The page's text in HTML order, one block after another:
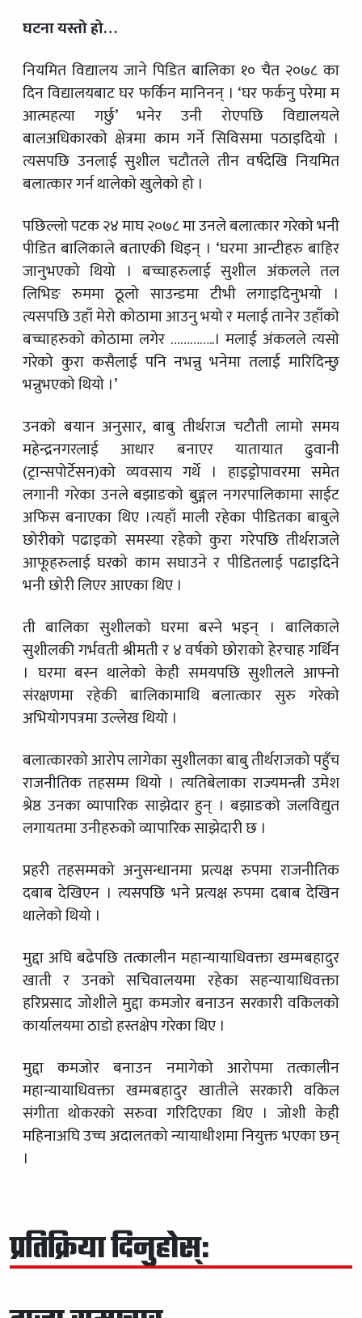
घटना यस्तो हो…
नियमित विद्यालय जाने पिडित बालिका १० चैत २०७८ का
दिन विद्यालयबाट घर फर्किन मानिनन् । ‘घर फर्कनु परेमा म
आत्महत्या गर्छु’ भनेर उनी रोएपछि विद्यालयले
बालअधिकारको क्षेत्रमा काम गर्ने सिविसमा पठाइदियो ।
त्यसपछि उनलाई सुशील चटौतले तीन वर्षदेखि नियमित
बलात्कार गर्न थालेको खुलेको हो ।
पछिल्लो पटक २४ माघ २०७८ मा उनले बलात्कार गरेको भनी
पीडित बालिकाले बताएकी थिइन् । ‘घरमा आन्टीहरु बाहिर
जानुभएको थियो । बच्चाहरुलाई सुशील अंकलले तल
लिभिङ रुममा ठूलो साउन्डमा टीभी लगाइदिनुभयो ।
त्यसपछि उहाँ मेरो कोठामा आउनु भयो र मलाई तानेर उहाँको
बच्चाहरुको कोठामा लगेर …………..। मलाई अंकलले त्यसो
गरेको कुरा कसैलाई पनि नभन्नु भनेमा तलाई मारिदिन्छु
भन्नुभएको थियो ।’
उनको बयान अनुसार, बाबु तीर्थराज चटौती लामो समय
महेन्द्रनगरलाई आधार बनाएर यातायात ढुवानी
(ट्रान्सपोर्टेसन)को व्यवसाय गर्थे । हाइड्रोपावरमा समेत
लगानी गरेका उनले बझाङको बुङ्गल नगरपालिकामा साईट
अफिस बनाएका थिए ।त्यहाँ माली रहेका पीडितका बाबुले
छोरीको पढाइको समस्या रहेको कुरा गरेपछि तीर्थराजले
आफूहरुलाई घरको काम सघाउने र पीडितलाई पढाइदिने
भनी छोरी लिएर आएका थिए ।
ती बालिका सुशीलको घरमा बस्ने भइन् । बालिकाले
सुशीलकी गर्भवती श्रीमती र ४ वर्षको छोराको हेरचाह गर्थिन
। घरमा बस्न थालेको केही समयपछि सुशीलले आफ्नो
संरक्षणमा रहेकी बालिकामाथि बलात्कार सुरु गरेको
अभियोगपत्रमा उल्लेख थियो ।
बलात्कारको आरोप लागेका सुशीलका बाबु तीर्थराजको पहुँच
राजनीतिक तहसम्म थियो । त्यतिबेलाका राज्यमन्त्री उमेश
श्रेष्ठ उनका व्यापारिक साझेदार हुन् । बझाङको जलविद्युत
लगायतमा उनीहरुको व्यापारिक साझेदारी छ ।
प्रहरी तहसम्मको अनुसन्धानमा प्रत्यक्ष रुपमा राजनीतिक
दबाब देखिएन । त्यसपछि भने प्रत्यक्ष रुपमा दबाब देखिन
थालेको थियो ।
मुद्दा अघि बढेपछि तत्कालीन महान्यायाधिवक्ता खम्मबहादुर
खाती र उनको सचिवालयमा रहेका सहन्यायाधिवक्ता
हरिप्रसाद जोशीले मुद्दा कमजोर बनाउन सरकारी वकिलको
कार्यालयमा ठाडो हस्तक्षेप गरेका थिए ।
मुद्दा कमजोर बनाउन नमागेको आरोपमा तत्कालीन
महान्यायाधिवक्ता खम्मबहादुर खातीले सरकारी वकिल
संगीता थोकरको सरुवा गरिदिएका थिए । जोशी केही
महिनाअघि उच्च अदालतको न्यायाधीशमा नियुक्त भएका छन्
।
प्रतिक्रिया दिनुहोस्: